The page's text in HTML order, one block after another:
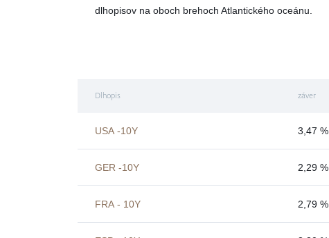
dlhopisov na oboch brehoch Atlantického oceánu.
Dlhopis záver
USA -10Y 3,47 %
GER -10Y 2,29 %
FRA - 10Y 2,79 %